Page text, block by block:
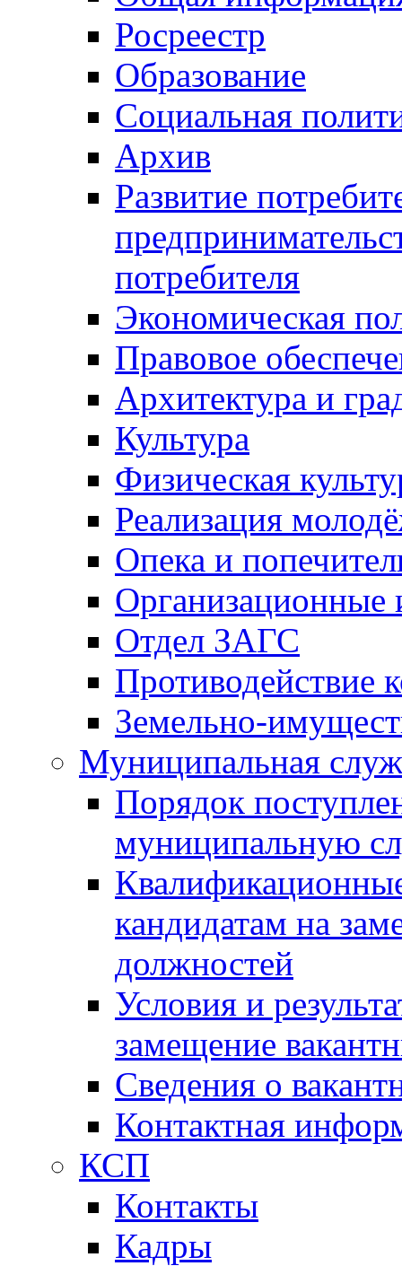
Росреестр
Образование
Социальная
Архив
Развитие
потребителя
Экономическая
Правовое
Архитектура и
Культура
Физическая
Реализация
Опека и
Отдел ЗАГС
Противодействие
Земельно-
Муниципальная
Порядок
муниципальную
кандидатам на
должностей
Условия и
замещение
Сведения о
Контактная
КСП
Контакты
Кадры